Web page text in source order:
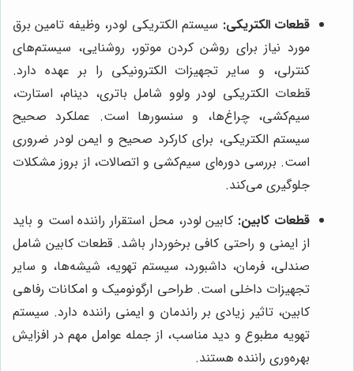
قطعات الکتریکی: سیستم الکتریکی لودر، وظیفه تامین برق
مورد نیاز برای روشن کردن موتور، روشنایی، سیستم‌های
کنترلی، و سایر تجهیزات الکترونیکی را بر عهده دارد.
قطعات الکتریکی لودر ولوو شامل باتری، دینام، استارت،
سیم‌کشی، چراغ‌ها، و سنسورها است. عملکرد صحیح
سیستم الکتریکی، برای کارکرد صحیح و ایمن لودر ضروری
است. بررسی دوره‌ای سیم‌کشی و اتصالات، از بروز مشکلات
جلوگیری می‌کند.
قطعات کابین: کابین لودر، محل استقرار راننده است و باید
از ایمنی و راحتی کافی برخوردار باشد. قطعات کابین شامل
صندلی، فرمان، داشبورد، سیستم تهویه، شیشه‌ها، و سایر
تجهیزات داخلی است. طراحی ارگونومیک و امکانات رفاهی
کابین، تاثیر زیادی بر راندمان و ایمنی راننده دارد. سیستم
تهویه مطبوع و دید مناسب، از جمله عوامل مهم در افزایش
بهره‌وری راننده هستند.